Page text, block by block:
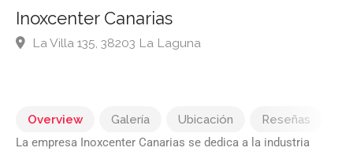
Inoxcenter Canarias
Overview Galería Ubicación
Reseñas
La empresa Inoxcenter Canarias se dedica a la industria